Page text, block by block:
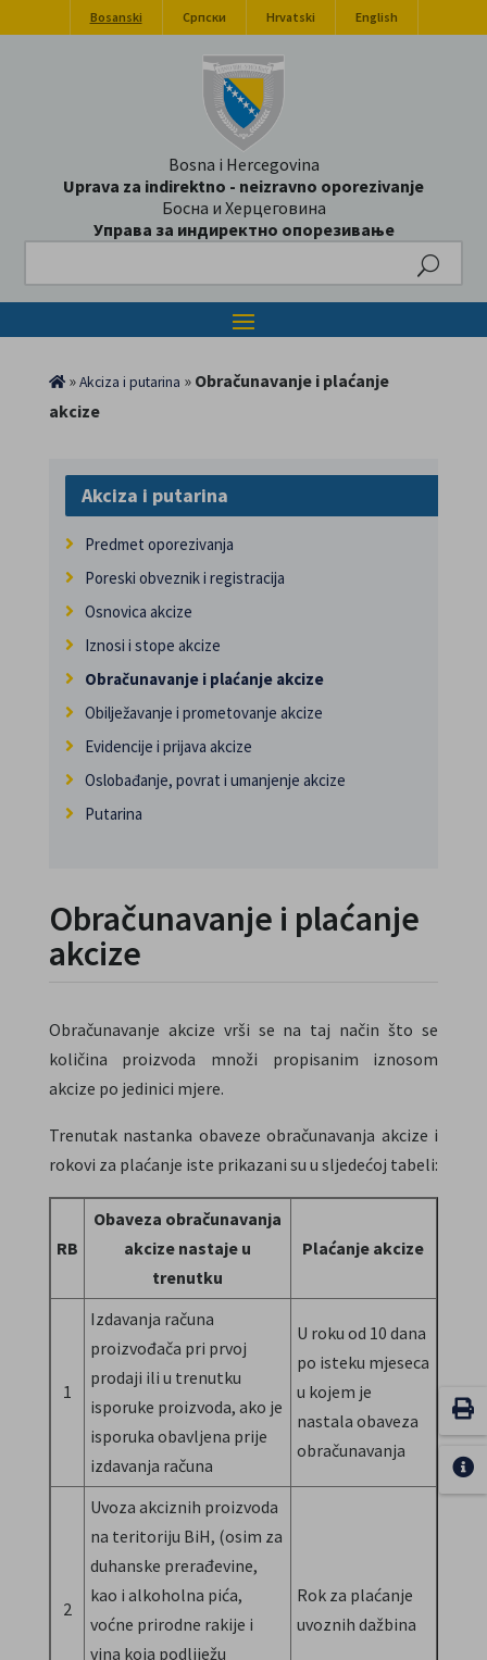
Bosanski Српски Hrvatski English
Bosna i Hercegovina
Uprava za indirektno - neizravno oporezivanje
Босна и Херцеговина
Управа за индиректно опорезивање
»Akciza i putarina » Obračunavanje i plaćanje
akcize
Akciza i putarina
Predmet oporezivanja
Poreski obveznik i registracija
Osnovica akcize
Iznosi i stope akcize
Obračunavanje i plaćanje akcize
Obilježavanje i prometovanje akcize
Evidencije i prijava akcize
Oslobađanje, povrat i umanjenje akcize
Putarina
Obračunavanje i plaćanje
akcize
Obračunavanje akcize vrši se na taj način što se
količina proizvoda množi propisanim iznosom
akcize po jedinici mjere.
Trenutak nastanka obaveze obračunavanja akcize i
rokovi za plaćanje iste prikazani su u sljedećoj tabeli:
RB
Obaveza obračunavanja
akcize nastaje u
trenutku
Plaćanje akcize
1
Izdavanja računa
proizvođača pri prvoj
prodaji ili u trenutku
isporuke proizvoda, ako je
isporuka obavljena prije
izdavanja računa
U roku od 10 dana
po isteku mjeseca
u kojem je
nastala obaveza
obračunavanja
2
Uvoza akciznih proizvoda
na teritoriju BiH, (osim za
duhanske prerađevine,
kao i alkoholna pića,
voćne prirodne rakije i
vina koja podliježu
Rok za plaćanje
uvoznih dažbina